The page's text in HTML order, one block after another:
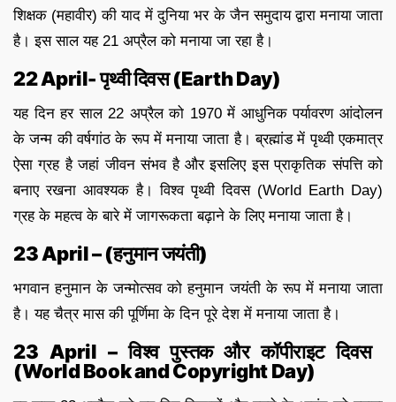
शिक्षक (महावीर) की याद में दुनिया भर के जैन समुदाय द्वारा मनाया जाता
है। इस साल यह 21 अप्रैल को मनाया जा रहा है।
22 April- पृथ्वी दिवस (Earth Day)
यह दिन हर साल 22 अप्रैल को 1970 में आधुनिक पर्यावरण आंदोलन
के जन्म की वर्षगांठ के रूप में मनाया जाता है। ब्रह्मांड में पृथ्वी एकमात्र
ऐसा ग्रह है जहां जीवन संभव है और इसलिए इस प्राकृतिक संपत्ति को
बनाए रखना आवश्यक है। विश्व पृथ्वी दिवस (World Earth Day)
ग्रह के महत्व के बारे में जागरूकता बढ़ाने के लिए मनाया जाता है।
23 April – (हनुमान जयंती)
भगवान हनुमान के जन्मोत्सव को हनुमान जयंती के रूप में मनाया जाता
है। यह चैत्र मास की पूर्णिमा के दिन पूरे देश में मनाया जाता है।
23 April – विश्व पुस्तक और कॉपीराइट दिवस
(World Book and Copyright Day)